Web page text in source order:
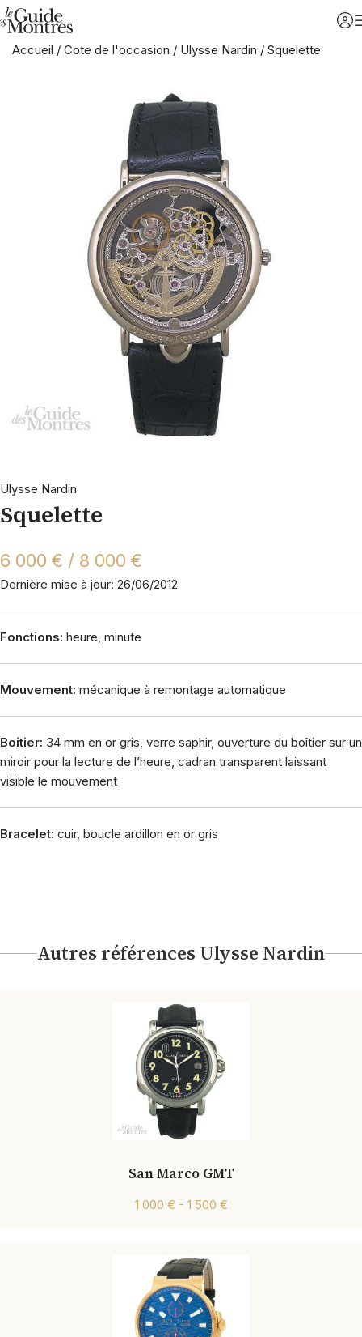
Accueil / Cote de l'occasion / Ulysse Nardin / Squelette
Ulysse Nardin
Squelette
6 000 € / 8 000 €
Dernière mise à jour: 26/06/2012
Fonctions: heure, minute
Mouvement: mécanique à remontage automatique
Boitier: 34 mm en or gris, verre saphir, ouverture du boîtier sur un
miroir pour la lecture de l’heure, cadran transparent laissant
visible le mouvement
Bracelet: cuir, boucle ardillon en or gris
Autres références Ulysse Nardin
San Marco GMT
1 000 € - 1 500 €